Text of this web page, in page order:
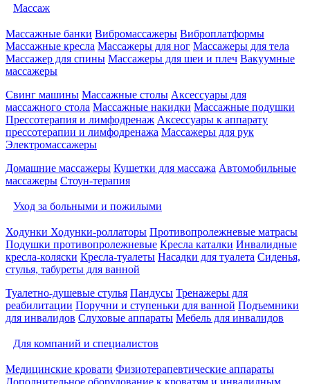
Массаж
Массажные банки Вибромассажеры Виброплатформы
Массажные кресла Массажеры для ног Массажеры для тела
Массажер для спины Массажеры для шеи и плеч Вакуумные
массажеры
Свинг машины Массажные столы Аксессуары для
массажного стола Массажные накидки Массажные подушки
Прессотерапия и лимфодренаж Аксессуары к аппарату
прессотерапии и лимфодренажа Массажеры для рук
Электромассажеры
Домашние массажеры Кушетки для массажа Автомобильные
массажеры Стоун-терапия
Уход за больными и пожилыми
Ходунки Ходунки-роллаторы Противопролежневые матрасы
Подушки противопролежневые Кресла каталки Инвалидные
кресла-коляски Кресла-туалеты Насадки для туалета Сиденья,
стулья, табуреты для ванной
Туалетно-душевые стулья Пандусы Тренажеры для
реабилитации Поручни и ступеньки для ванной Подъемники
для инвалидов Слуховые аппараты Мебель для инвалидов
Для компаний и специалистов
Медицинские кровати Физиотерапевтические аппараты
Дополнительное оборудование к кроватям и инвалидным